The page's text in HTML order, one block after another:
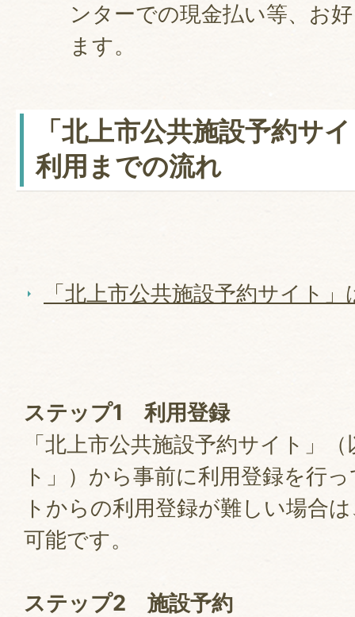
ンターでの現金払い等、お
ます。
「北上市公共施設予約サ
利用までの流れ
「北上市公共施設予約サイト
ステップ1 利用登録
「北上市公共施設予約サイト」
ト」）から事前に利用登録を行
トからの利用登録が難しい場合
可能です。
ステップ2 施設予約